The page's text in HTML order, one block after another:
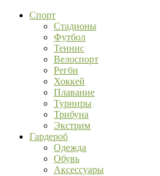
Спорт
Стадионы
Футбол
Теннис
Велоспорт
Регби
Хоккей
Плавание
Турниры
Трибуна
Экстрим
Гардероб
Одежда
Обувь
Аксессуары